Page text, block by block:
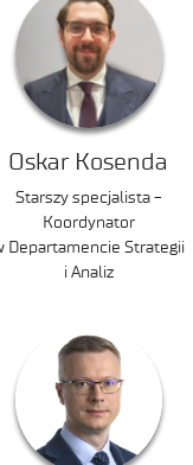
Oskar Kosenda
Starszy specjalista -
Koordynator
Departamencie Strategii
i Analiz